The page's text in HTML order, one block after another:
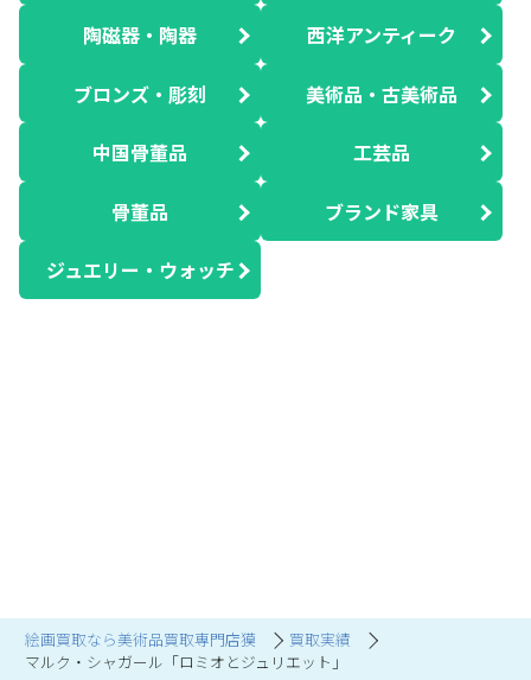
絵画買取なら美術品買取専門店獏
買取実績
マルク・シャガール「ロミオとジュリエット」
陶磁器・陶器 西洋アンティーク
ブロンズ・彫刻 美術品・古美術品
中国骨董品 工芸品
骨董品 ブランド家具
ジュエリー・ウォッチ